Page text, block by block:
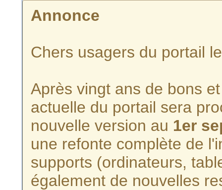
Annonce
Chers usagers du portail
Après vingt ans de bons
actuelle du portail sera
nouvelle version au 1er
une refonte complète de
supports (ordinateurs,
également de nouvelles